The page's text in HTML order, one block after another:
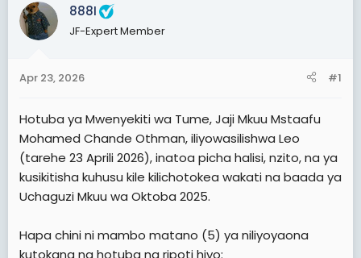
t
a
e
888I
JF-Expert Member
Apr 23, 2026 #1
Hotuba ya Mwenyekiti wa Tume, Jaji Mkuu Mstaafu
Mohamed Chande Othman, iliyowasilishwa Leo
(tarehe 23 Aprili 2026), inatoa picha halisi, nzito, na ya
kusikitisha kuhusu kile kilichotokea wakati na baada ya
Uchaguzi Mkuu wa Oktoba 2025.
Hapa chini ni mambo matano (5) ya niliyoyaona
kutokana na hotuba na ripoti hiyo: